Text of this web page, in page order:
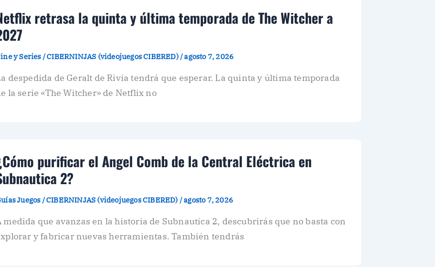
retrasa la quinta y última temporada de The Witcher a
y Series /CIBERNINJAS (videojuegos CIBERED) /agosto 7, 2026
despedida de Geralt de Rivia tendrá que esperar. La quinta y última temporada
la serie «The Witcher» de Netflix no
purificar el Angel Comb de la Central Eléctrica en
2?
Juegos /CIBERNINJAS (videojuegos CIBERED) /agosto 7, 2026
medida que avanzas en la historia de Subnautica 2, descubrirás que no basta con
y fabricar nuevas herramientas. También tendrás